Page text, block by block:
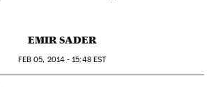
EMIR SADER
FEB 05, 2014 - 15:48EST